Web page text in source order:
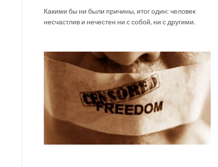
Какими бы ни были причины, итог один: человек
несчастлив и нечестен ни с собой, ни с другими.